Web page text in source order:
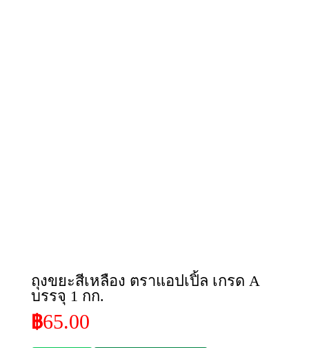
ถุงขยะสีเหลือง ตราแอปเปิ้ล เกรด A
บรรจุ 1 กก.
฿65.00